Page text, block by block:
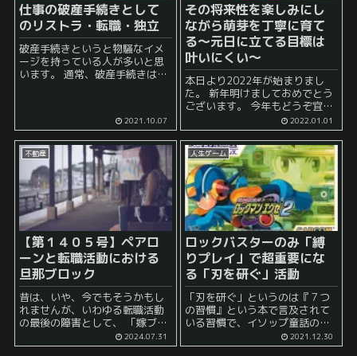
仕事の破産手続きとして
のリストラ・転職・独立
破産手続きというと物騒なイメ
ージを持っている人が多いと思
います。 通常、破産手続きは多
おいてにっちもさっちもいかな
い、首が回らなくなってしま...
2021.10.07
その将来性を楽しみにし
ながら萌芽を丁寧に育て
る～元日に立てる目標は
叶いにくい～
本日より2022年が始まりまし
た。 新年明けましておめでとう
ございます。 今年もどうぞ宜し
くお願いいたします。 さて、こ
のように年が明けた場合、大抵
の人は今年の抱負などを述べた
り、今年の目標などを掲げたり
することが多いと...
2022.01.01
不動産
【第１４０５号】ペアロ
ーンと転職活動における
旦那ブロック
昔は、いや、今でもそうかもし
れませんが、いわゆる転職活動
の最後の障害として、 「嫁ブロ
ていました。 要は、既に内定を
2024.07.31
人生ゲーム
ロックバスターのみ「縛
りプレイ」で超重要にな
る「刃を研ぐ」活動
「刃を研ぐ」というのは『７つ
の習慣』という本で言及されて
いる習慣で、イソップ童話のあ
る物語を用いてよく説明される
物です。 ある日の朝、旅人は山
2021.12.30